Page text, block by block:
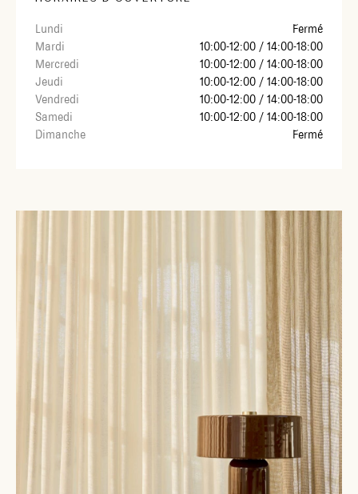
Lundi
Fermé
Mardi
10:00-12:00 / 14:00-18:00
Mercredi
10:00-12:00 / 14:00-18:00
Jeudi
10:00-12:00 / 14:00-18:00
Vendredi
10:00-12:00 / 14:00-18:00
Samedi
10:00-12:00 / 14:00-18:00
Dimanche
Fermé